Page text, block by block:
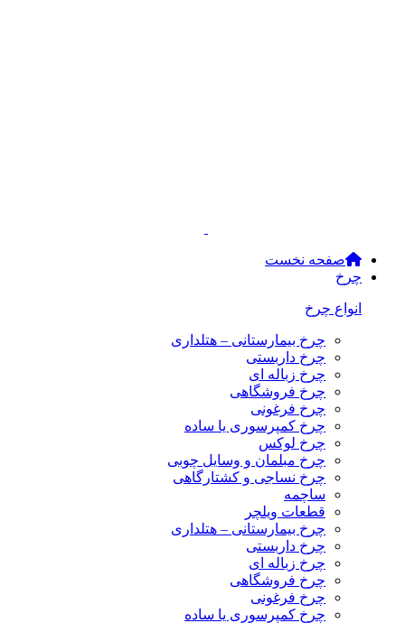
صفحه نخست
چرخ
انواع چرخ
چرخ بیمارستانی – هتلداری
چرخ داربستی
چرخ زباله ای
چرخ فروشگاهی
چرخ فرغونی
چرخ کمپرسوری یا ساده
چرخ لوکس
چرخ مبلمان و وسایل چوبی
چرخ نساجی و کشتارگاهی
ساچمه
قطعات ویلچر
چرخ بیمارستانی – هتلداری
چرخ داربستی
چرخ زباله ای
چرخ فروشگاهی
چرخ فرغونی
چرخ کمپرسوری یا ساده